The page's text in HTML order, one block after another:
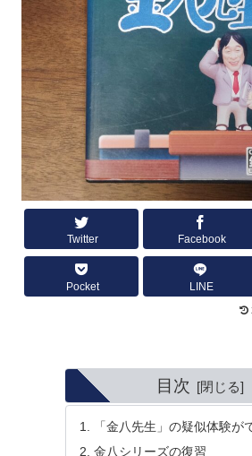
Twitter Facebook
Pocket LINE
目次
「金八先生」の疑似体験が
金八シリーズの復習